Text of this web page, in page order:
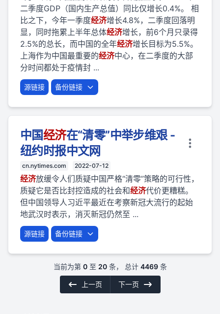
二季度GDP（国内生产总值）同比仅增长0.4%。 相
比之下，今年一季度经济增长4.8%，二季度回落明
显，同时拖累上半年总体经济增长，前6个月只录得
2.5%的总长，而中国的全年经济增长目标为5.5%。
上海作为中国最重要的经济中心，在二季度的大部
分时间都处于疫情封 ...
源链接 备份链接
中国经济在“清零”中举步维艰 -
纽约时报中文网
cn.nytimes.com 2022-07-12
经济放缓令人们质疑中国严格“清零”策略的可行性，
质疑它是否比封控造成的社会和经济代价更糟糕。
但中国领导人习近平最近在考察新冠大流行的起始
地武汉时表示，消灭新冠仍然至 ...
源链接 备份链接
当前为第 0至 20条， 总计 4469条
上一页 下一页